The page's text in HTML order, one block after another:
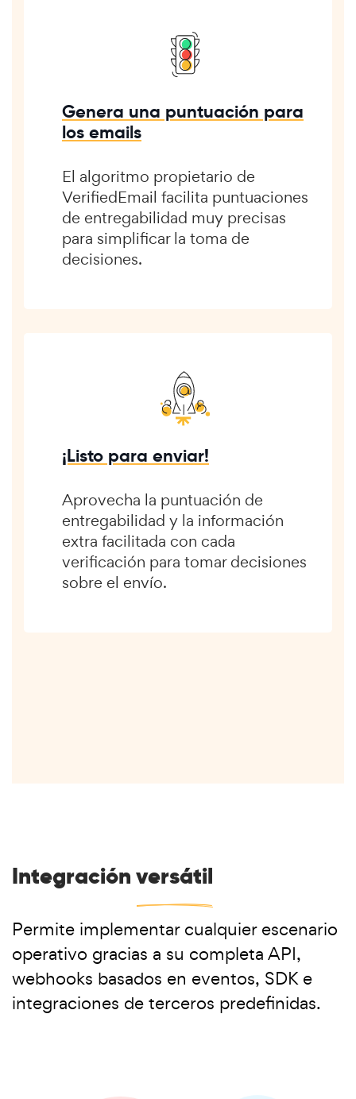
Genera una puntuación para
los emails
El algoritmo propietario de
VerifiedEmail facilita puntuaciones
de entregabilidad muy precisas
para simplificar la toma de
decisiones.
¡Listo para enviar!
Aprovecha la puntuación de
entregabilidad y la información
extra facilitada con cada
verificación para tomar decisiones
sobre el envío.
Integraciónversátil
Permite implementar cualquier escenario
operativo gracias a su completa API,
webhooks basados en eventos, SDK e
integraciones de terceros predefinidas.